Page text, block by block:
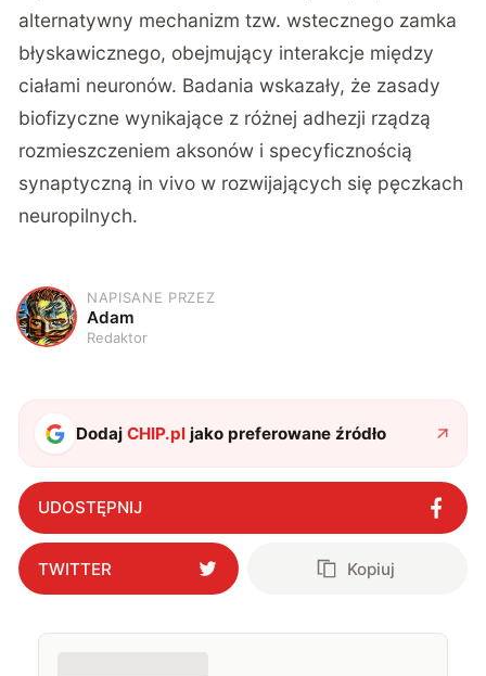
alternatywny mechanizm tzw. wstecznego zamka
błyskawicznego, obejmujący interakcje między
ciałami neuronów. Badania wskazały, że zasady
biofizyczne wynikające z różnej adhezji rządzą
rozmieszczeniem aksonów i specyficznością
synaptyczną in vivo w rozwijających się pęczkach
neuropilnych.
A
NAPISANE PRZEZ
Adam
Redaktor
DodajCHIP.pl jako preferowane źródło
UDOSTĘPNIJ
TWITTER Kopiuj